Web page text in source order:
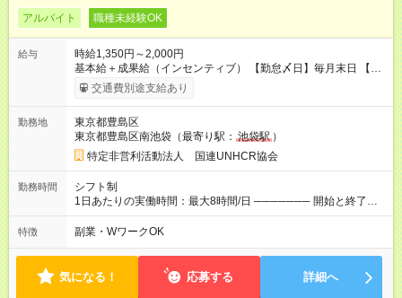
アルバイト 職種未経験OK
給与
時給1,350円～2,000円
基本給＋成果給（インセンティブ） 【勤怠〆日】毎月末日 【給
与支払】翌月15日 下記はモデルの月収例です。詳細は面接でご
案内します。 ────── モデル月収 ────── 【週3日／月12日
万(時給1400円～) 【週4日／月16日勤務の場合】 1年目:月収
20.5万(時給1350円～) 2年目:月収25.6万(時給1400円～) 【週5日
／月22日勤務の場合】 1年目:月収28.1万(時給1350円～) 2年目:
月収35.0万(時給1400円～) ※上記は1日8時間換算、成果給を加
算した目安金額です 【試用期間】試用期間あり 試用期間の長
さ：1ヶ月 雇用形態、給与は本採用時と同じです。 初回は1か月
交通費別途支給あり
勤務地
東京都豊島区
東京都豊島区南池袋（最寄り駅： 池袋駅 ）
特定非営利活動法人 国連UNHCR協会
勤務時間
シフト制
1日あたりの実働時間：最大8時間/日 ─────── 開始と終了時
間 ─────── 8:00～21:00の中でシフト制 ※1日あたりの所定
労働時間：8時間 ※実働8時間（休憩60分） ※活動場所により開
日～シフト希望を伺います たとえば 日火木や月水金日、火水金
土日など
特徴 副業・WワークOK
気になる！ 応募する 詳細へ